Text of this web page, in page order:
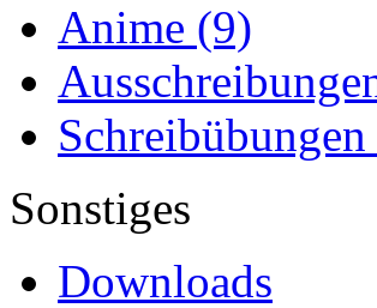
Anime (9)
Schreibübungen
Sonstiges
Downloads